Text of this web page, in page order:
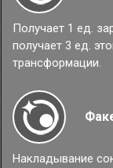
Получает 1 ед.
получает 3 ед.
трансформации.
Накладывание